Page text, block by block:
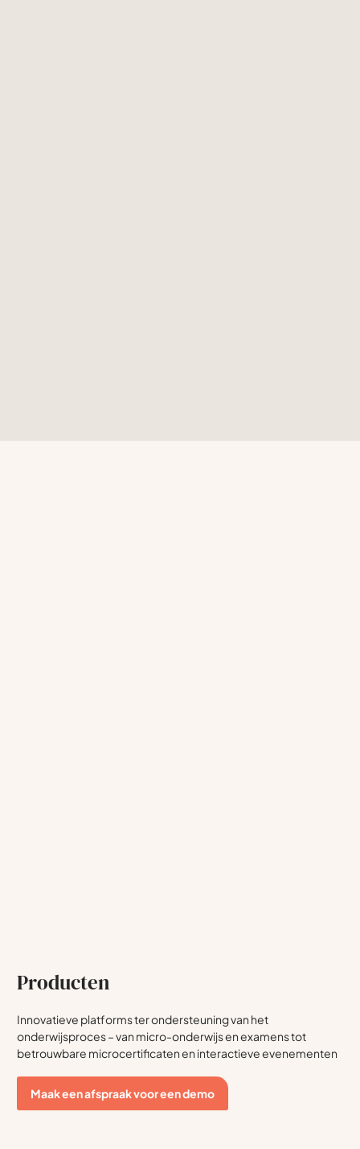
Producten
Innovatieve platforms ter ondersteuning van het
onderwijsproces – van micro-onderwijs en examens tot
betrouwbare microcertificaten en interactieve evenementen
Maak een afspraak voor een demo